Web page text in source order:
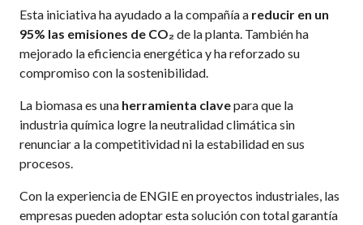
Esta iniciativa ha ayudado a la compañía a reducir en un
95% las emisiones de CO₂ de la planta. También ha
mejorado la eficiencia energética y ha reforzado su
compromiso con la sostenibilidad.
La biomasa es una herramienta clavepara que la
industria química logre la neutralidad climática sin
renunciar a la competitividad ni la estabilidad en sus
procesos.
Con la experiencia de ENGIE en proyectos industriales, las
empresas pueden adoptar esta solución con total garantía